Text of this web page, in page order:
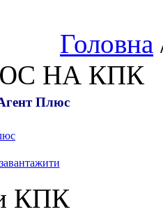
Головна
НА КПК
Плюс
КПК